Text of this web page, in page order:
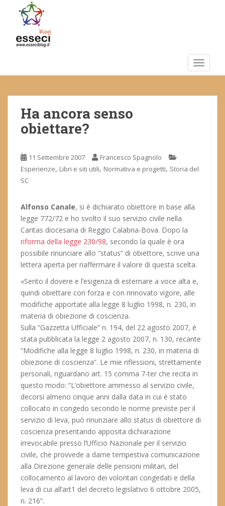
m
Ha ancora senso
obiettare?
11 Settembre 2007
Francesco Spagnolo
Esperienze, Libri e siti utili, Normativa e progetti, Storia del
SC
Alfonso Canale, si è dichiarato obiettore in base alla
legge 772/72 e ho svolto il suo servizio civile nella
Caritas diocesana di Reggio Calabria-Bova. Dopo la
riforma della legge 230/98, secondo la quale è ora
possibile rinunciare allo “status” di obiettore, scrive una
lettera aperta per riaffermare il valore di questa scelta.
«Sento il dovere e l’esigenza di esternare a voce alta e,
quindi obiettare con forza e con rinnovato vigore, alle
modifiche apportate alla legge 8 luglio 1998, n. 230, in
materia di obiezione di coscienza.
Sulla “Gazzetta Ufficiale” n. 194, del 22 agosto 2007, è
stata pubblicata la legge 2 agosto 2007, n. 130, recante
“Modifiche alla legge 8 luglio 1998, n. 230, in materia di
obiezione di coscienza”. Le mie riflessioni, strettamente
personali, riguardano art. 15 comma 7-ter che recita in
questo modo: “L’obiettore ammesso al servizio civile,
decorsi almeno cinque anni dalla data in cui è stato
collocato in congedo secondo le norme previste per il
servizio di leva, può rinunziare allo status di obiettore di
coscienza presentando apposita dichiarazione
irrevocabile presso l’Ufficio Nazionale per il servizio
civile, che provvede a darne tempestiva comunicazione
alla Direzione generale delle pensioni militari, del
collocamento al lavoro dei volontari congedati e della
leva di cui all’art1 del decreto legislativo 6 ottobre 2005,
n. 216”.